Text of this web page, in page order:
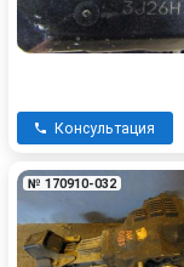
Консультация
№ 170910-032